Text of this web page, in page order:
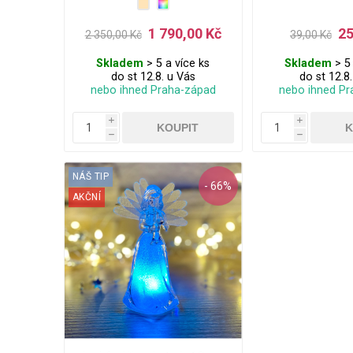
dětství. Díky našemu snu vznikl
a byla obnovena výroba (v ČR). Jedná
se přesně o ten samý řetěz který jste
jako Retro dárek. Vydrží roky a
jednou ho mohou zdědit i Vaše děti :)
2 350,00 Kč 1 790,00 Kč
Skladem > 5 a více ks
do st 12.8. u Vás
nebo ihned Praha-západ
i
h
39,00 Kč
Skladem >
do st
nebo ihned
i
h
- 66%
NÁŠ TIP
AKČNÍ